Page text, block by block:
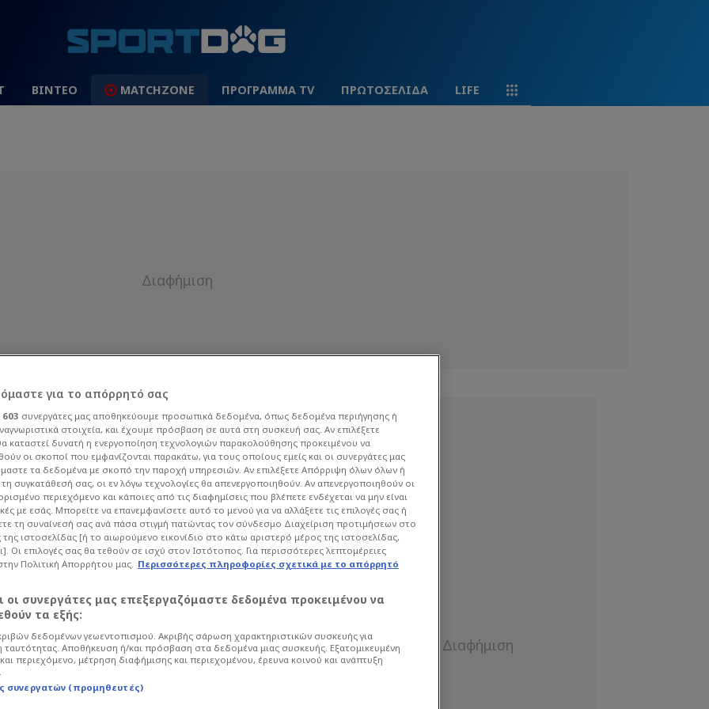
ΒΙΝΤΕΟ MATCHZONE ΠΡΟΓΡΑΜΜΑ TV ΠΡΩΤΟΣΕΛΙΔΑ LIFE
Ολυμπιακού σε
σε συναυλία
Life Showbiz
και τράβηξε όλα τα
σχέσεις με αθλητές.
για το απόρρητό σας
603 συνεργάτες μας αποθηκεύουμε προσωπικά δεδομένα, όπως δεδομένα περιήγησης ή
στοιχεία, και έχουμε πρόσβαση σε αυτά στη συσκευή σας. Αν επιλέξετε
καταστεί δυνατή η ενεργοποίηση τεχνολογιών παρακολούθησης προκειμένου να
οι σκοποί που εμφανίζονται παρακάτω, για τους οποίους εμείς και οι συνεργάτες μας
τα δεδομένα με σκοπό την παροχή υπηρεσιών. Αν επιλέξετε Απόρριψη όλων όλων ή
συγκατάθεσή σας, οι εν λόγω τεχνολογίες θα απενεργοποιηθούν. Αν απενεργοποιηθούν οι
περιεχόμενο και κάποιες από τις διαφημίσεις που βλέπετε ενδέχεται να μην είναι
με εσάς. Μπορείτε να επανεμφανίσετε αυτό το μενού για να αλλάξετε τις επιλογές σας ή
τη συναίνεσή σας ανά πάσα στιγμή πατώντας τον σύνδεσμο Διαχείριση προτιμήσεων στο
ιστοσελίδας [ή το αιωρούμενο εικονίδιο στο κάτω αριστερό μέρος της ιστοσελίδας,
Οι επιλογές σας θα τεθούν σε ισχύ στον Ιστότοπος. Για περισσότερες λεπτομέρειες
Πολιτική Απορρήτου μας. Περισσότερες πληροφορίες σχετικά με το απόρρητό
οι συνεργάτες μας επεξεργαζόμαστε δεδομένα προκειμένου να
τα εξής:
δεδομένων γεωεντοπισμού. Ακριβής σάρωση χαρακτηριστικών συσκευής για
ταυτότητας. Αποθήκευση ή/και πρόσβαση στα δεδομένα μιας συσκευής. Εξατομικευμένη
περιεχόμενο, μέτρηση διαφήμισης και περιεχομένου, έρευνα κοινού και ανάπτυξη
συνεργατών (προμηθευτές)